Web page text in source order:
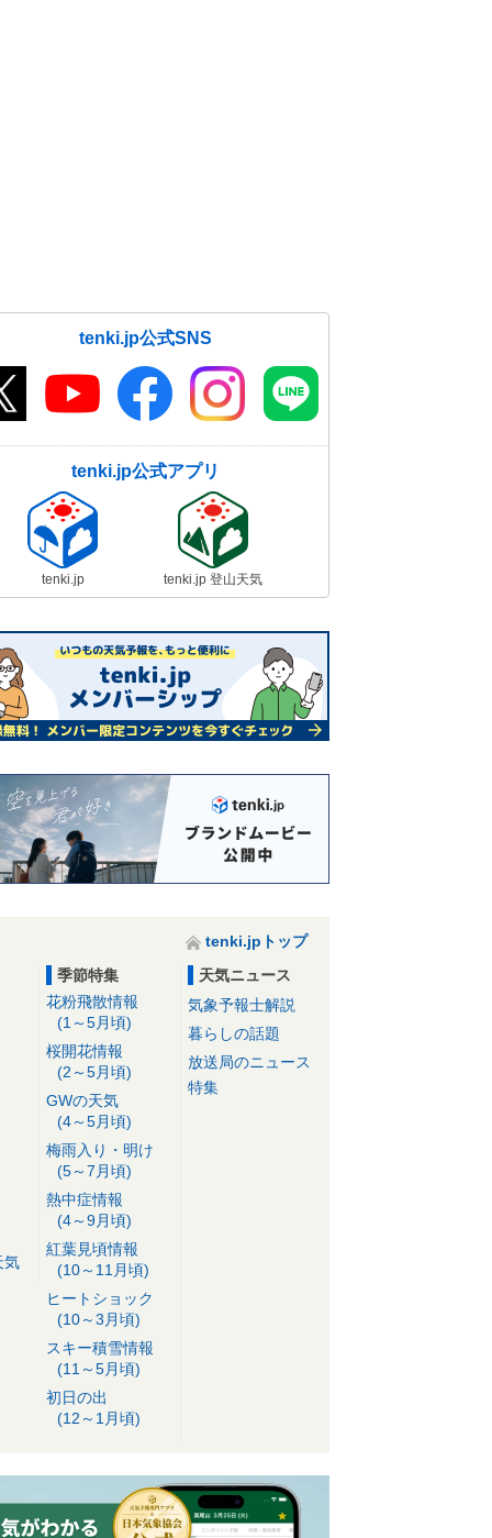
tenki.jp公式SNS
tenki.jp公式アプリ
tenki.jp tenki.jp 登山天気
tenki.jpトップ
気
季節特集
花粉飛散情報
(1～5月頃)
桜開花情報
(2～5月頃)
GWの天気
(4～5月頃)
梅雨入り・明け
(5～7月頃)
熱中症情報
(4～9月頃)
紅葉見頃情報
(10～11月頃)
ヒートショック
(10～3月頃)
スキー積雪情報
(11～5月頃)
初日の出
(12～1月頃)
天気ニュース
気象予報士解説
暮らしの話題
放送局のニュース
特集